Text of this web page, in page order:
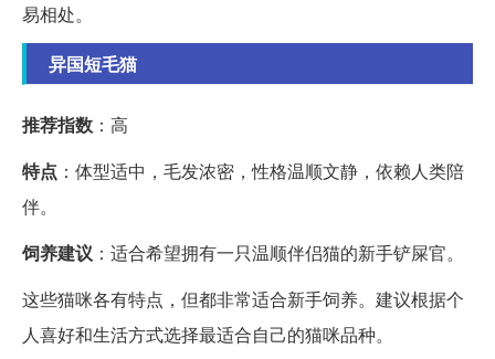
易相处。
异国短毛猫
推荐指数 ：高
特点 ：体型适中，毛发浓密，性格温顺文静，依赖人类陪
伴。
饲养建议 ：适合希望拥有一只温顺伴侣猫的新手铲屎官。
这些猫咪各有特点，但都非常适合新手饲养。建议根据个
人喜好和生活方式选择最适合自己的猫咪品种。